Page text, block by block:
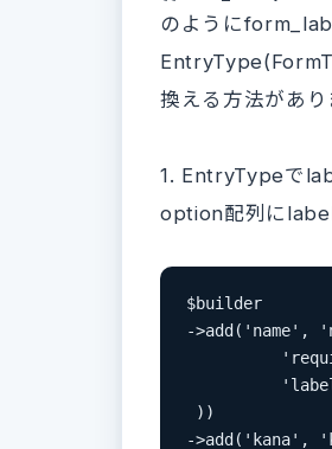
のように
換える方法があり
1. EntryTypeで
option配列に
$builder
->add('name',
))
->add('kana',